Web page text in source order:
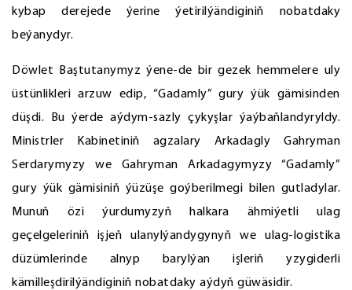
kybap derejede ýerine ýetirilýändiginiň nobatdaky
beýanydyr.
Döwlet Baştutanymyz ýene-de bir gezek hemmelere uly
üstünlikleri arzuw edip, “Gadamly” gury ýük gämisinden
düşdi. Bu ýerde aýdym-sazly çykyşlar ýaýbaňlandyryldy.
Ministrler Kabinetiniň agzalary Arkadagly Gahryman
Serdarymyzy we Gahryman Arkadagymyzy “Gadamly”
gury ýük gämisiniň ýüzüşe goýberilmegi bilen gutladylar.
Munuň özi ýurdumyzyň halkara ähmiýetli ulag
geçelgeleriniň işjeň ulanylýandygynyň we ulag-logistika
düzümlerinde alnyp barylýan işleriň yzygiderli
kämilleşdirilýändiginiň nobatdaky aýdyň güwäsidir.